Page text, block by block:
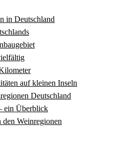
in Deutschland
auf kleinen Inseln
Deutschland
ein Überblick
Weinregionen